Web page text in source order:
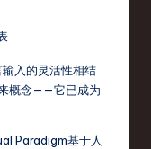
入的灵活性相结
概念——它已成为
Paradigm基于人